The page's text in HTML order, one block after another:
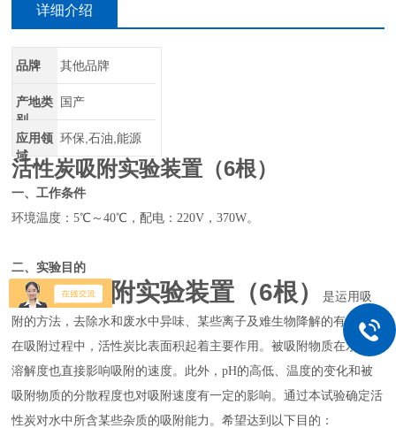
详细介绍
品牌 其他品牌
产地类
别
国产
应用领
域
环保,石油,能源
活性炭吸附实验装置（6根）
一、工作条件
环境温度：5℃～40℃，配电：220V，370W。
二、实验目的
活性炭吸附实验装置（6根）是运用吸
附的方法，去除水和废水中异味、某些离子及难生物降解的有机物。
在吸附过程中，活性炭比表面积起着主要作用。被吸附物质在水中的
溶解度也直接影响吸附的速度。此外，pH的高低、温度的变化和被
吸附物质的分散程度也对吸附速度有一定的影响。通过本试验确定活
性炭对水中所含某些杂质的吸附能力。希望达到以下目的：